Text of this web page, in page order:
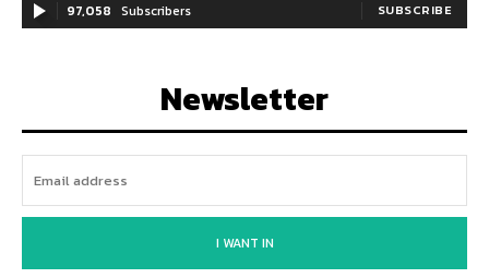
97,058 Subscribers SUBSCRIBE
Newsletter
I WANT IN